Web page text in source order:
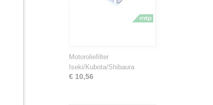
Motoroliefilter
Iseki/Kubota/Shibaura
€ 10,56